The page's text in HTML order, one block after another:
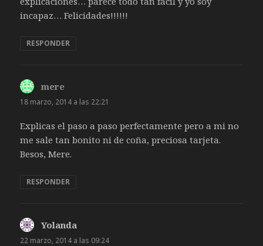
incapaz… Felicidades!!!!!!
RESPONDER
mere
18 marzo, 2014 a las 22:21
Explicas el paso a paso perfectamente pero a mi no
me sale tan bonito ni de coña, preciosa tarjeta.
Besos, Mere.
RESPONDER
Yolanda
22 marzo, 2014 a las 09:24